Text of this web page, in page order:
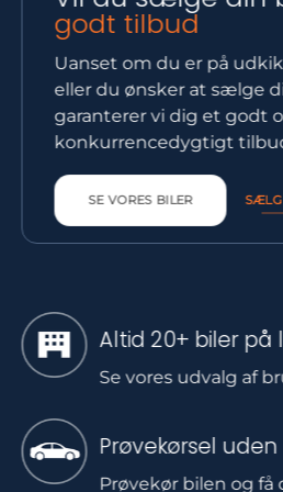
godt tilbud
Uanset om du er på
eller du ønsker at sælge
garanterer vi dig et godt
konkurrencedygtigt
SE VORES BILER
Altid 20+ biler på
Se vores udvalg af
Prøvekørsel
Prøvekør bilen og få